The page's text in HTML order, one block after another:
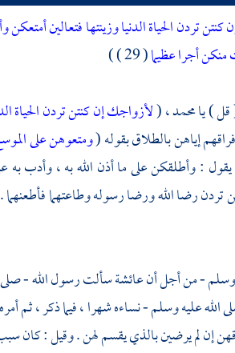
كنتن تردن الحياة الدنيا وزينتها فتعالين
أجرا عظيما( 29 ) )
) يامحمد ،(لأزواجك إن كنتن تردن الحياة
إياهن بالطلاق بقوله (ومتعوهن على
: وأطلقكن على ما أذن الله به ، وأدب به
تردن رضا الله ورضا رسوله وطاعتهما
وسلم - من أجل أنعائشةسألت رسول الله - صلى
عليه وسلم - نساءه شهرا ، فيما ذكر ، ثم
إن لم يرضين بالذي يقسم لهن . وقيل : كان